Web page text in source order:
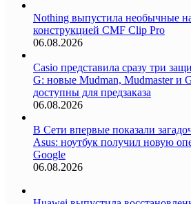
Nothing выпустила необычные
конструкцией CMF Clip Pro
06.08.2026
Casio представила сразу три
G: новые Mudman, Mudmaster и
доступны для предзаказа
06.08.2026
В Сети впервые показали
Asus: ноутбук получил новую
Google
06.08.2026